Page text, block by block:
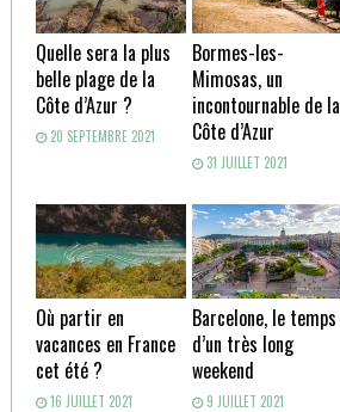
Quelle sera la plus
belle plage de la
Côte d’Azur ?
20 SEPTEMBRE 2021
Bormes-les-
Mimosas, un
incontournable de la
Côte d’Azur
31 JUILLET 2021
Où partir en
vacances en France
cet été ?
16 JUILLET 2021
Barcelone, le temps
d’un très long
weekend
9 JUILLET 2021